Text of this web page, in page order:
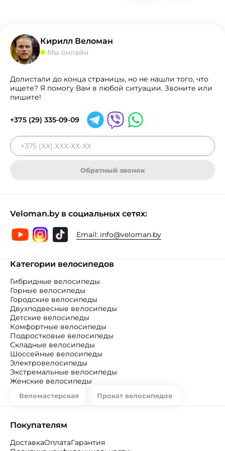
Кирилл Веломан
Мы онлайн
Долистали до конца страницы, но не нашли того, что
ищете? Я помогу Вам в любой ситуации. Звоните или
пишите!
+375 (29) 335-09-09
Обратный звонок
Veloman.by в социальных сетях:
Email: info@veloman.by
Категории велосипедов
Гибридные велосипеды
Горные велосипеды
Городские велосипеды
Двухподвесные велосипеды
Детские велосипеды
Комфортные велосипеды
Подростковые велосипеды
Складные велосипеды
Шоссейные велосипеды
Электровелосипеды
Экстремальные велосипеды
Женские велосипеды
Веломастерская Прокат велосипедов
Покупателям
ДоставкаОплатаГарантия